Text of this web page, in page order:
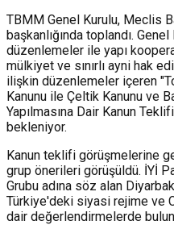
TBMM Genel Kurulu, Meclis
başkanlığında toplandı.
düzenlemeler ile yapı
mülkiyet ve sınırlı ayni hak
ilişkin düzenlemeler içeren
Kanunu ile Çeltik Kanunu ve
Yapılmasına Dair Kanun
bekleniyor.
Kanun teklifi görüşmelerine
grup önerileri görüşüldü. İYİ
Grubu adına söz alan
Türkiye'deki siyasi rejime ve
dair değerlendirmelerde